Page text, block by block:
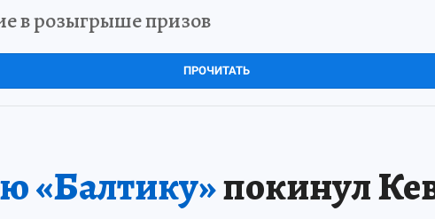
в розыгрыше призов
ПРОЧИТАТЬ
«Балтику»покинул